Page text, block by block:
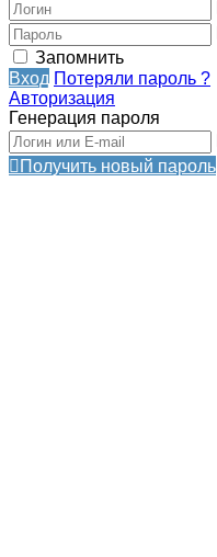
Запомнить
Вход Потеряли пароль ?
Авторизация
Генерация пароля
Получить новый пароль